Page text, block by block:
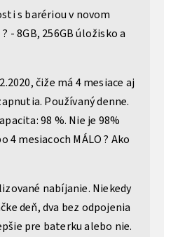
s barériou v novom
- 8GB, 256GB úložisko a
čiže má 4 mesiace aj
Používaný denne.
98 %. Nie je 98%
4 mesiacoch MÁLO ? Ako
nabíjanie. Niekedy
deň, dva bez odpojenia
pre baterku alebo nie.